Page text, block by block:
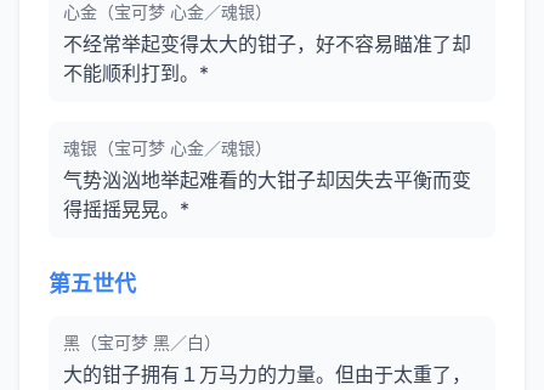
心金（宝可梦 心金／魂银）
不经常举起变得太大的钳子，好不容易瞄准了却
不能顺利打到。*
魂银（宝可梦 心金／魂银）
气势汹汹地举起难看的大钳子却因失去平衡而变
得摇摇晃晃。*
第五世代
黑（宝可梦 黑／白）
大的钳子拥有１万马力的力量。但由于太重了，